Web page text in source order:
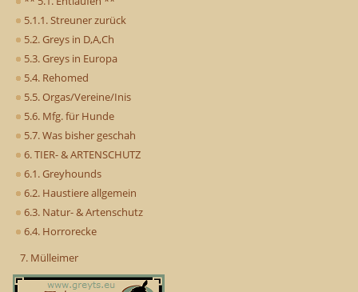
5.1.1. Streuner zurück
5.2. Greys in D,A,Ch
5.3. Greys in Europa
5.4. Rehomed
5.5. Orgas/Vereine/Inis
5.6. Mfg. für Hunde
5.7. Was bisher geschah
6. TIER- & ARTENSCHUTZ
6.1. Greyhounds
6.2. Haustiere allgemein
6.3. Natur- & Artenschutz
6.4. Horrorecke
7. Mülleimer